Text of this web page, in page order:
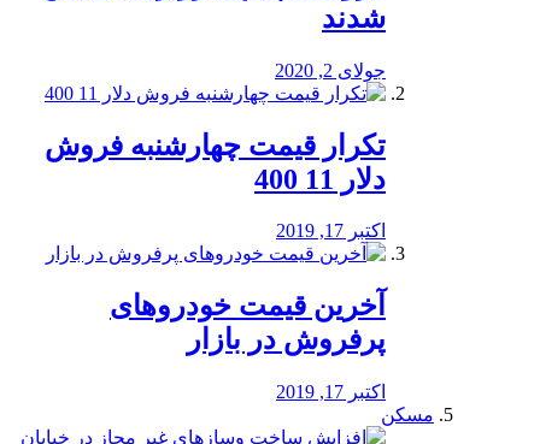
شدند
جولای 2, 2020
تکرار قیمت چهارشنبه فروش
دلار 11 400
اکتبر 17, 2019
آخرین قیمت خودرو‌های
پرفروش در بازار
اکتبر 17, 2019
مسکن